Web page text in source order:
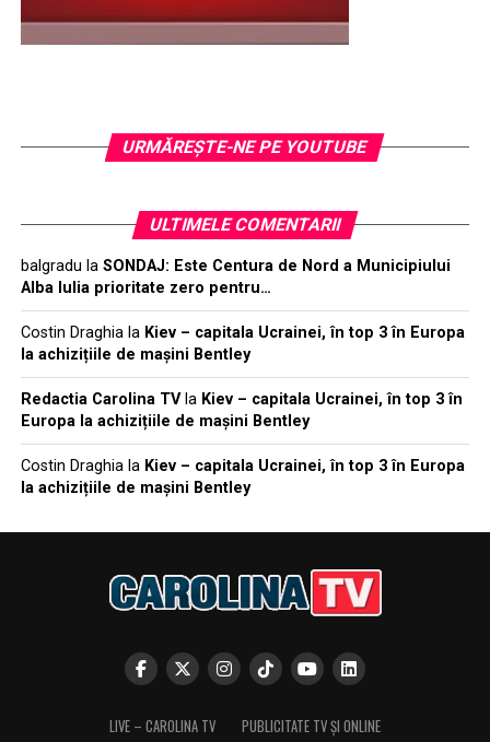
URMĂREŞTE-NE PE YOUTUBE
ULTIMELE COMENTARII
balgradu la SONDAJ: Este Centura de Nord a Municipiului
Alba Iulia prioritate zero pentru…
Costin Draghiala Kiev – capitala Ucrainei, în top 3 în Europa
la achizițiile de mașini Bentley
Redactia Carolina TVla Kiev – capitala Ucrainei, în top 3 în
Europa la achizițiile de mașini Bentley
Costin Draghiala Kiev – capitala Ucrainei, în top 3 în Europa
la achizițiile de mașini Bentley
LIVE – CAROLINA TV PUBLICITATE TV ȘI ONLINE